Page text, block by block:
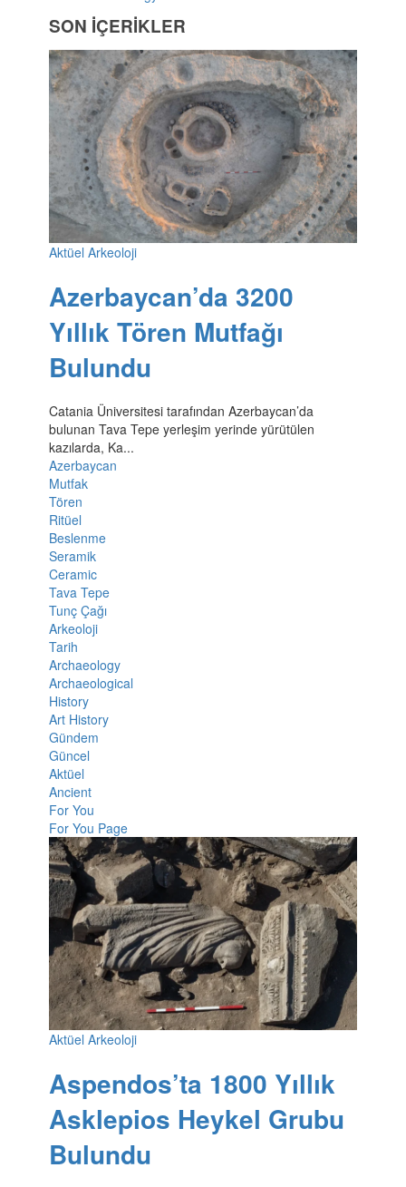
SON İÇERİKLER
Aktüel Arkeoloji
Azerbaycan’da 3200
Yıllık Tören Mutfağı
Bulundu
Catania Üniversitesi tarafından Azerbaycan’da
bulunan Tava Tepe yerleşim yerinde yürütülen
kazılarda, Ka...
Azerbaycan
Mutfak
Tören
Ritüel
Beslenme
Seramik
Ceramic
Tava Tepe
Tunç Çağı
Arkeoloji
Tarih
Archaeology
Archaeological
History
Art History
Gündem
Güncel
Aktüel
Ancient
For You
For You Page
Aktüel Arkeoloji
Aspendos’ta 1800 Yıllık
Asklepios Heykel Grubu
Bulundu